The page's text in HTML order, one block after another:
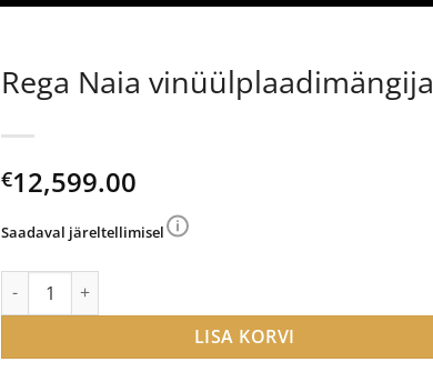
Rega Naia vinüülplaadimängija
€12,599.00
Saadaval järeltellimisel
Rega Naia vinüülplaadimängija kogus
LISA KORVI